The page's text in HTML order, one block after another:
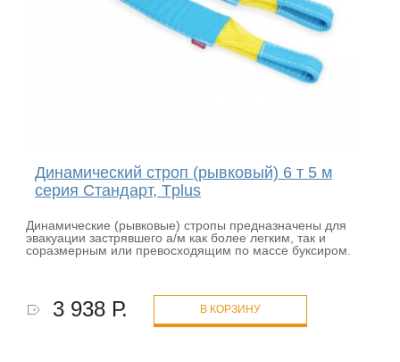
Динамический строп (рывковый) 6 т 5 м
серия Стандарт, Tplus
Динамические (рывковые) стропы предназначены для
эвакуации застрявшего а/м как более легким, так и
соразмерным или превосходящим по массе буксиром.
3 938 Р. В КОРЗИНУ